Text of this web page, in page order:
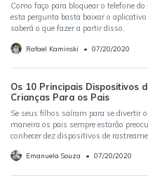
Como faço para bloquear o telefone
esta pergunta basta baixar o
saberá o que fazer a partir disso.
Rafael Kaminski • 07/20/2020
Os 10 Principais Dispositivos
Crianças Para os Pais
Se seus filhos saíram para se divertir
maneira os pais sempre estarão
conhecer dez dispositivos de
Emanuela Souza • 07/20/2020